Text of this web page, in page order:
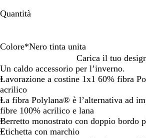
Quantità
Colore*Nero tinta unita
l
u
n
a
v
y
r
i
g
i
o
e
r
o
t
i
n
t
Carica il tuo
Un caldo accessorio per l’inverno.
Lavorazione a costine 1x1 60% fibra
acrilico
La fibra Polylana® è l’alternativa ad
fibre 100% acrilico e lana
Berretto monostrato con doppio bordo
Etichetta con marchio